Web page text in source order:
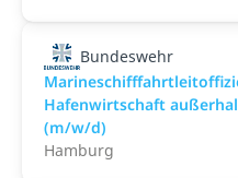
Bundeswehr
Hafenwirtschaft
(m/w/d)
Hamburg